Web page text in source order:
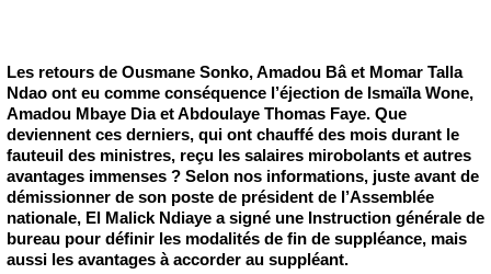
Les retours de Ousmane Sonko, Amadou Bâ et Momar Talla
Ndao ont eu comme conséquence l’éjection de Ismaïla Wone,
Amadou Mbaye Dia et Abdoulaye Thomas Faye. Que
deviennent ces derniers, qui ont chauffé des mois durant le
fauteuil des ministres, reçu les salaires mirobolants et autres
avantages immenses ? Selon nos informations, juste avant de
démissionner de son poste de président de l’Assemblée
nationale, El Malick Ndiaye a signé une Instruction générale de
bureau pour définir les modalités de fin de suppléance, mais
aussi les avantages à accorder au suppléant.